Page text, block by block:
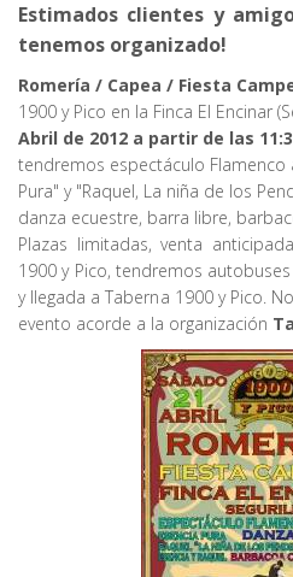
Estimados clientes y
tenemos organizado!
Romería / Capea / Fiesta
1900 y Pico en la Finca El Encinar
Abril de 2012 a partir de las
tendremos espectáculo Flamenco
Pura" y "Raquel, La niña de los
danza ecuestre, barra libre,
Plazas limitadas, venta
1900 y Pico, tendremos
y llegada a Taberna 1900 y Pico.
evento acorde a la organización